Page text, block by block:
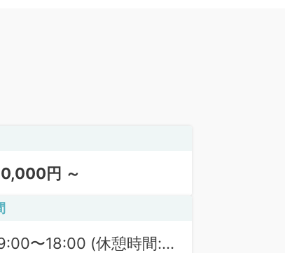
円 ～
〜18:00 (休憩時間: